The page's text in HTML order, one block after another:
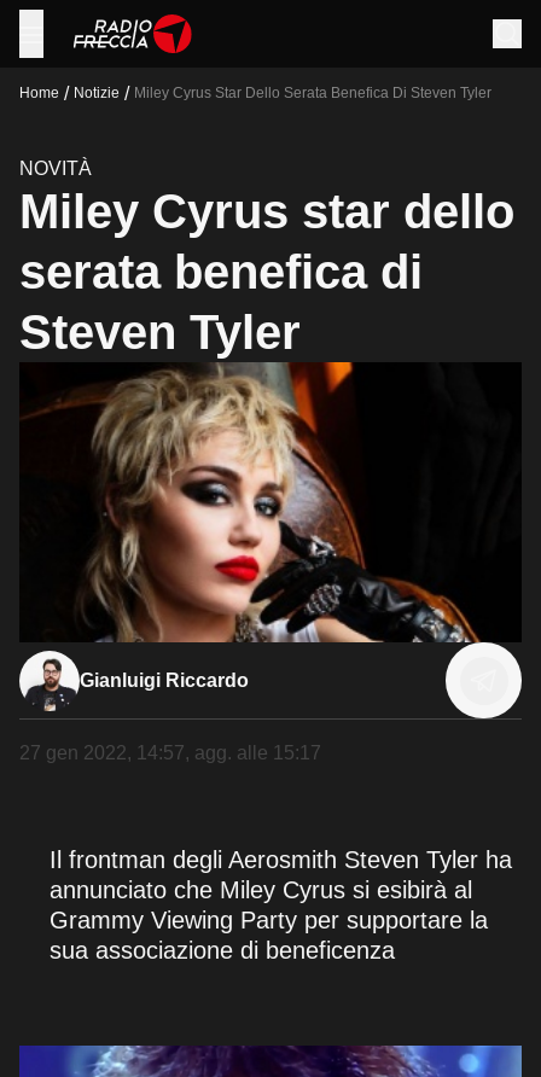
Home / Notizie / Miley Cyrus Star Dello Serata Benefica Di Steven Tyler
NOVITÀ
Miley Cyrus star dello
serata benefica di
Steven Tyler
Gianluigi Riccardo
27 gen 2022, 14:57, agg. alle 15:17
Il frontman degli Aerosmith Steven Tyler ha
annunciato che Miley Cyrus si esibirà al
Grammy Viewing Party per supportare la
sua associazione di beneficenza